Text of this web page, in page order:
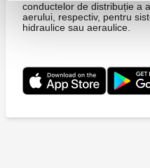
conductelor de distribuție a
aerului, respectiv, pentru
hidraulice sau aeraulice.